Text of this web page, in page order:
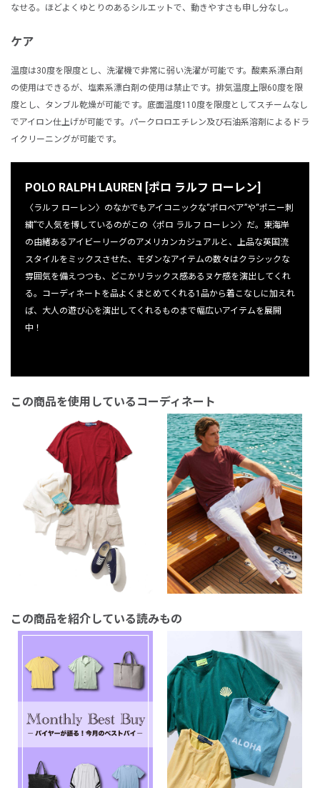
なせる。ほどよくゆとりのあるシルエットで、動きやすさも申し分なし。
ケア
温度は30度を限度とし、洗濯機で非常に弱い洗濯が可能です。酸素系漂白剤
の使用はできるが、塩素系漂白剤の使用は禁止です。排気温度上限60度を限
度とし、タンブル乾燥が可能です。底面温度110度を限度としてスチームなし
でアイロン仕上げが可能です。パークロロエチレン及び石油系溶剤によるドラ
イクリーニングが可能です。
POLO RALPH LAUREN [ポロ ラルフ ローレン]
〈ラルフ ローレン〉のなかでもアイコニックな“ポロベア”や“ポニー刺
繍”で人気を博しているのがこの〈ポロ ラルフ ローレン〉だ。東海岸
の由緒あるアイビーリーグのアメリカンカジュアルと、上品な英国流
スタイルをミックスさせた、モダンなアイテムの数々はクラシックな
雰囲気を備えつつも、どこかリラックス感あるヌケ感を演出してくれ
る。コーディネートを品よくまとめてくれる1品から着こなしに加えれ
ば、大人の遊び心を演出してくれるものまで幅広いアイテムを展開
中！
この商品を使用しているコーディネート
この商品を紹介している読みもの